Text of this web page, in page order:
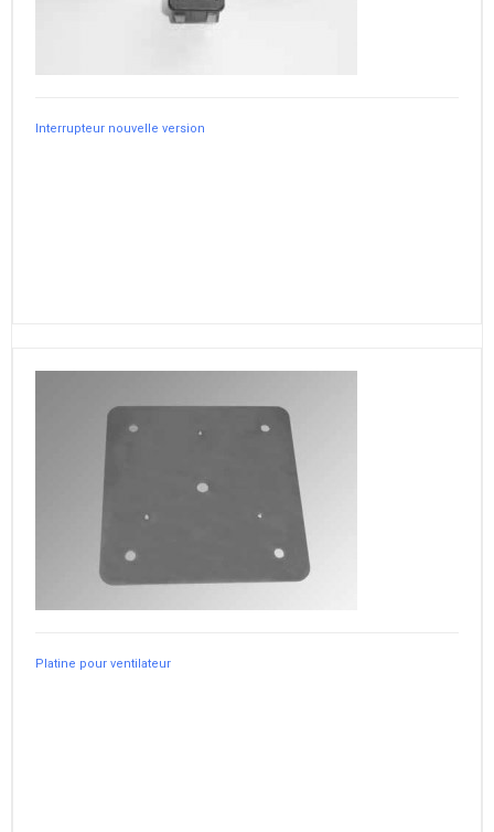
Interrupteur nouvelle version
Platine pour ventilateur